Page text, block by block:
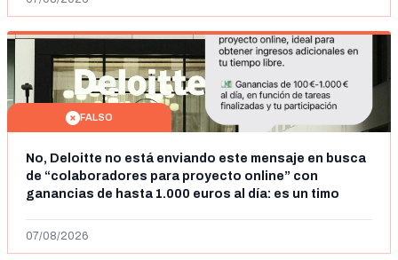
FALSO
No, Deloitte no está enviando este mensaje en busca
de “colaboradores para proyecto online” con
ganancias de hasta 1.000 euros al día: es un timo
07/08/2026